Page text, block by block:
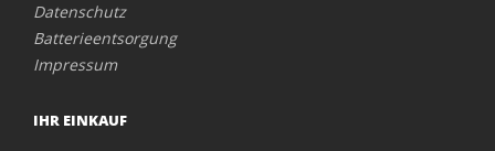
Datenschutz
Batterieentsorgung
Impressum
IHR EINKAUF